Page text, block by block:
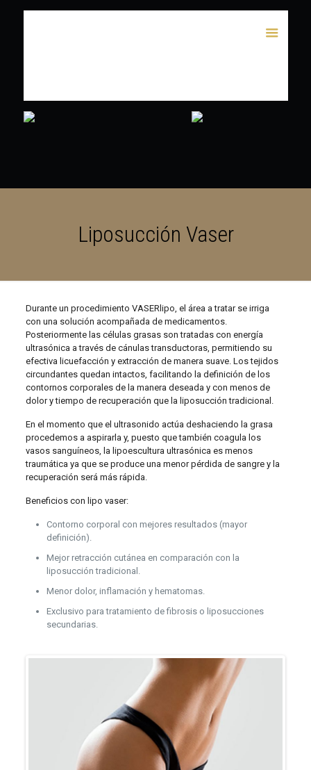
Liposucción Vaser
Durante un procedimiento VASERlipo, el área a tratar se irriga
con una solución acompañada de medicamentos.
Posteriormente las células grasas son tratadas con energía
ultrasónica a través de cánulas transductoras, permitiendo su
efectiva licuefacción y extracción de manera suave. Los tejidos
circundantes quedan intactos, facilitando la definición de los
contornos corporales de la manera deseada y con menos de
dolor y tiempo de recuperación que la liposucción tradicional.
En el momento que el ultrasonido actúa deshaciendo la grasa
procedemos a aspirarla y, puesto que también coagula los
vasos sanguíneos, la lipoescultura ultrasónica es menos
traumática ya que se produce una menor pérdida de sangre y la
recuperación será más rápida.
Beneficios con lipo vaser:
Contorno corporal con mejores resultados (mayor
definición).
Mejor retracción cutánea en comparación con la
liposucción tradicional.
Menor dolor, inflamación y hematomas.
Exclusivo para tratamiento de fibrosis o liposucciones
secundarias.